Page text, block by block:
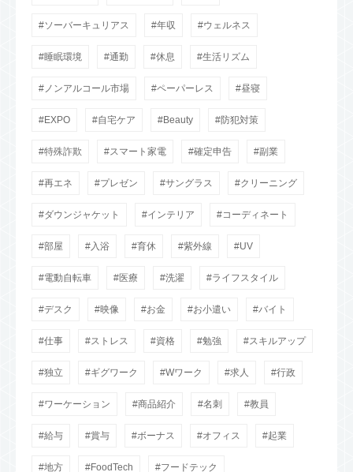
ソーバーキュリアス 年収 ウェルネス
睡眠環境 通勤 休息 生活リズム
ノンアルコール市場 ペーパーレス 昼寝
EXPO 自宅ケア Beauty 防犯対策
特殊詐欺 スマート家電 確定申告 副業
再エネ プレゼン サングラス クリーニング
ダウンジャケット インテリア コーディネート
部屋 入浴 育休 紫外線 UV
電動自転車 医療 洗濯 ライフスタイル
デスク 映像 お金 お小遣い バイト
仕事 ストレス 資格 勉強 スキルアップ
独立 ギグワーク Wワーク 求人 行政
ワーケーション 商品紹介 名刺 教員
給与 賞与 ボーナス オフィス 起業
地方 FoodTech フードテック